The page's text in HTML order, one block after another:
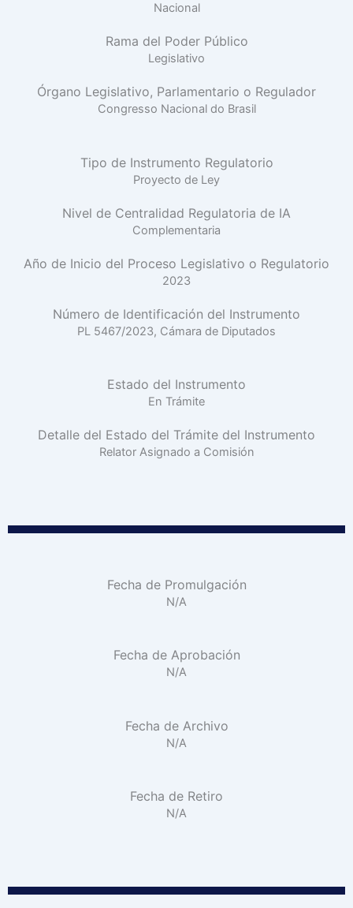
Nacional
Rama del Poder Público
Legislativo
Órgano Legislativo, Parlamentario o Regulador
Congresso Nacional do Brasil
Tipo de Instrumento Regulatorio
Proyecto de Ley
Nivel de Centralidad Regulatoria de IA
Complementaria
Año de Inicio del Proceso Legislativo o Regulatorio
2023
Número de Identificación del Instrumento
PL 5467/2023, Cámara de Diputados
Estado del Instrumento
En Trámite
Detalle del Estado del Trámite del Instrumento
Relator Asignado a Comisión
Fecha de Promulgación
N/A
Fecha de Aprobación
N/A
Fecha de Archivo
N/A
Fecha de Retiro
N/A